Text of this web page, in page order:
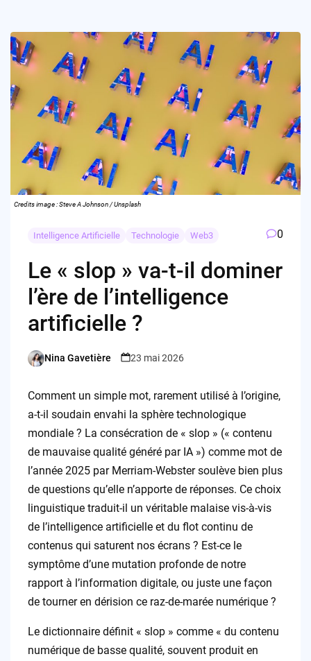
Credits image : Steve A Johnson / Unsplash
Intelligence Artificielle Technologie Web3 0
Le « slop » va-t-il dominer
l’ère de l’intelligence
artificielle ?
Posted
Nina Gavetière 23 mai 2026
Comment un simple mot, rarement utilisé à l’origine,
a-t-il soudain envahi la sphère technologique
mondiale ? La consécration de « slop » (« contenu
de mauvaise qualité généré par IA ») comme mot de
l’année 2025 par Merriam-Webster soulève bien plus
de questions qu’elle n’apporte de réponses. Ce choix
linguistique traduit-il un véritable malaise vis-à-vis
de l’intelligence artificielle et du flot continu de
contenus qui saturent nos écrans ? Est-ce le
symptôme d’une mutation profonde de notre
rapport à l’information digitale, ou juste une façon
de tourner en dérision ce raz-de-marée numérique ?
Le dictionnaire définit « slop » comme « du contenu
numérique de basse qualité, souvent produit en